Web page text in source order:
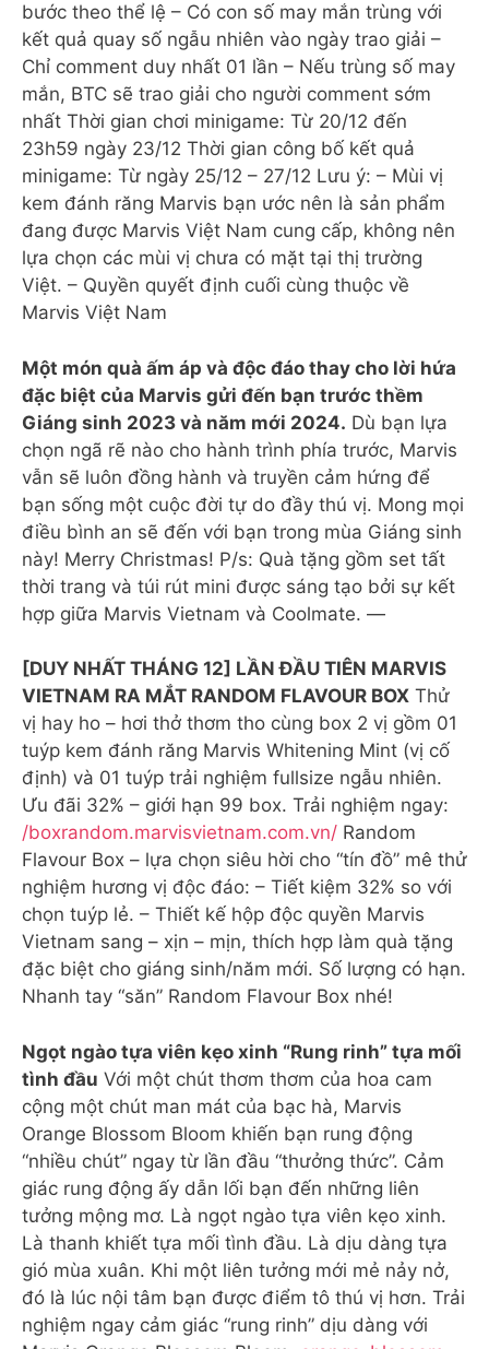
bước theo thể lệ – Có con số may mắn trùng với
kết quả quay số ngẫu nhiên vào ngày trao giải –
Chỉ comment duy nhất 01 lần – Nếu trùng số may
mắn, BTC sẽ trao giải cho người comment sớm
nhất Thời gian chơi minigame: Từ 20/12 đến
23h59 ngày 23/12 Thời gian công bố kết quả
minigame: Từ ngày 25/12 – 27/12 Lưu ý: – Mùi vị
kem đánh răng Marvis bạn ước nên là sản phẩm
đang được Marvis Việt Nam cung cấp, không nên
lựa chọn các mùi vị chưa có mặt tại thị trường
Việt. – Quyền quyết định cuối cùng thuộc về
Marvis Việt Nam
Một món quà ấm áp và độc đáo thay cho lời hứa
đặc biệt của Marvis gửi đến bạn trước thềm
Giáng sinh 2023 và năm mới 2024. Dù bạn lựa
chọn ngã rẽ nào cho hành trình phía trước, Marvis
vẫn sẽ luôn đồng hành và truyền cảm hứng để
bạn sống một cuộc đời tự do đầy thú vị. Mong mọi
điều bình an sẽ đến với bạn trong mùa Giáng sinh
này! Merry Christmas! P/s: Quà tặng gồm set tất
thời trang và túi rút mini được sáng tạo bởi sự kết
hợp giữa Marvis Vietnam và Coolmate. —
[DUY NHẤT THÁNG 12] LẦN ĐẦU TIÊN MARVIS
VIETNAM RA MẮT RANDOM FLAVOUR BOX Thử
vị hay ho – hơi thở thơm tho cùng box 2 vị gồm 01
tuýp kem đánh răng Marvis Whitening Mint (vị cố
định) và 01 tuýp trải nghiệm fullsize ngẫu nhiên.
Ưu đãi 32% – giới hạn 99 box. Trải nghiệm ngay:
/boxrandom.marvisvietnam.com.vn/ Random
Flavour Box – lựa chọn siêu hời cho “tín đồ” mê thử
nghiệm hương vị độc đáo: – Tiết kiệm 32% so với
chọn tuýp lẻ. – Thiết kế hộp độc quyền Marvis
Vietnam sang – xịn – mịn, thích hợp làm quà tặng
đặc biệt cho giáng sinh/năm mới. Số lượng có hạn.
Nhanh tay “săn” Random Flavour Box nhé!
Ngọt ngào tựa viên kẹo xinh “Rung rinh” tựa mối
tình đầu Với một chút thơm thơm của hoa cam
cộng một chút man mát của bạc hà, Marvis
Orange Blossom Bloom khiến bạn rung động
“nhiều chút” ngay từ lần đầu “thưởng thức”. Cảm
giác rung động ấy dẫn lối bạn đến những liên
tưởng mộng mơ. Là ngọt ngào tựa viên kẹo xinh.
Là thanh khiết tựa mối tình đầu. Là dịu dàng tựa
gió mùa xuân. Khi một liên tưởng mới mẻ nảy nở,
đó là lúc nội tâm bạn được điểm tô thú vị hơn. Trải
nghiệm ngay cảm giác “rung rinh” dịu dàng với